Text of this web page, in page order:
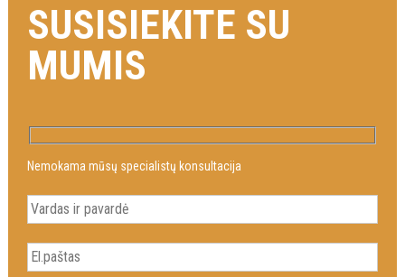
SUSISIEKITE SU
MUMIS
Nemokama mūsų specialistų konsultacija